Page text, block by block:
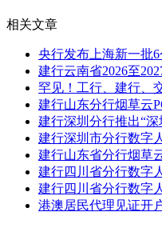
相关文章
央行发布上海新一批
建行云南省2026至
罕见！工行、建行、
建行山东分行烟草云
建行深圳分行推出“
建行深圳市分行数字
建行山东省分行烟草
建行四川省分行数字
建行四川省分行数字
港澳居民代理见证开